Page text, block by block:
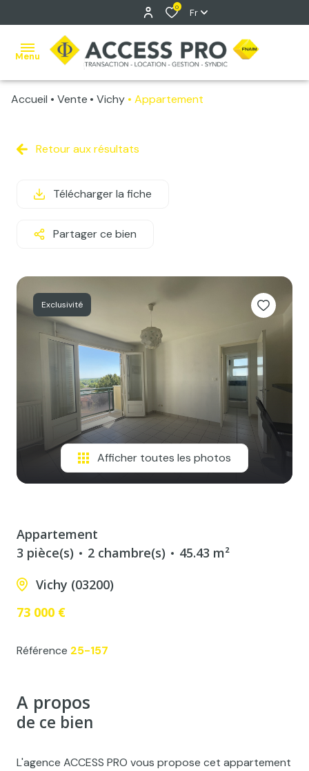
0 Fr
Menu
ventes
Vente
Vente
Pro
estimation
gestion
contact
Accueil Vente Vichy Appartement
Retour aux résultats
Télécharger la fiche
Partager ce bien
Exclusivité
Afficher toutes les photos
Appartement
3 pièce(s)
2 chambre(s)
45.43 m²
Vichy (03200)
73 000 €
Référence 25-157
A propos
de ce bien
L'agence ACCESS PRO vous propose cet appartement